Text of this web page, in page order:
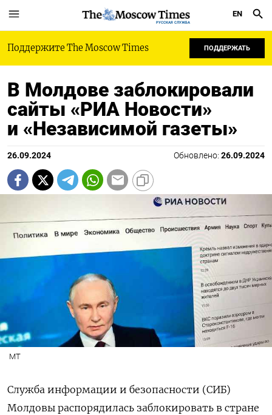
РУССКАЯ СЛУЖБА
EN
Поддержите The Moscow Times ПОДДЕРЖАТЬ
В Молдове заблокировали
сайты «РИА Новости»
и «Независимой газеты»
26.09.2024 Обновлено: 26.09.2024
МТ
Служба информации и безопасности (СИБ)
Молдовы распорядилась заблокировать в стране